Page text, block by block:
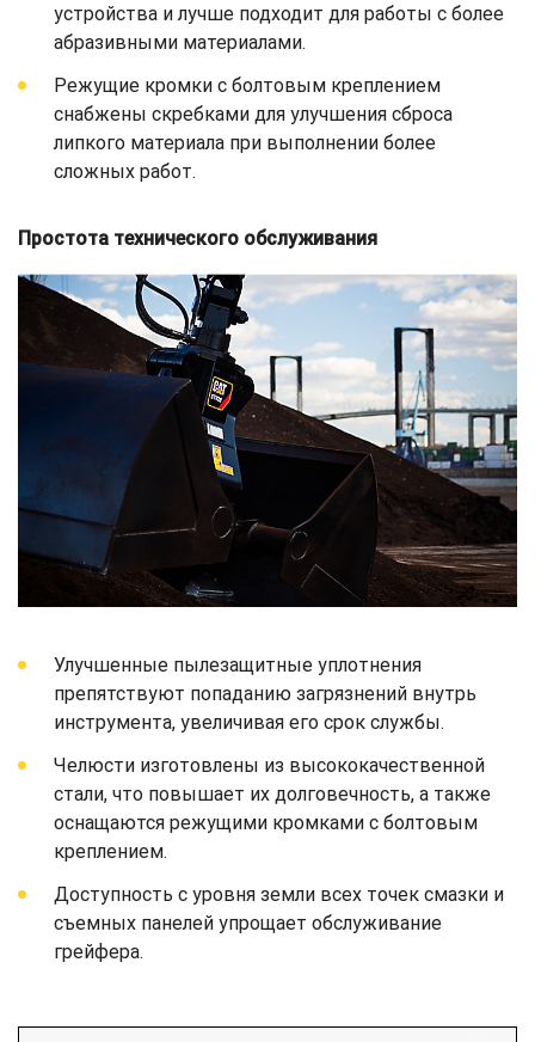
устройства и лучше подходит для работы с более
абразивными материалами.
Режущие кромки с болтовым креплением
снабжены скребками для улучшения сброса
липкого материала при выполнении более
сложных работ.
Простота технического обслуживания
Улучшенные пылезащитные уплотнения
препятствуют попаданию загрязнений внутрь
инструмента, увеличивая его срок службы.
Челюсти изготовлены из высококачественной
стали, что повышает их долговечность, а также
оснащаются режущими кромками с болтовым
креплением.
Доступность с уровня земли всех точек смазки и
съемных панелей упрощает обслуживание
грейфера.